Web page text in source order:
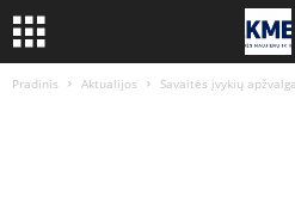
Pradinis Aktualijos Savaitės įvykių apžvalga